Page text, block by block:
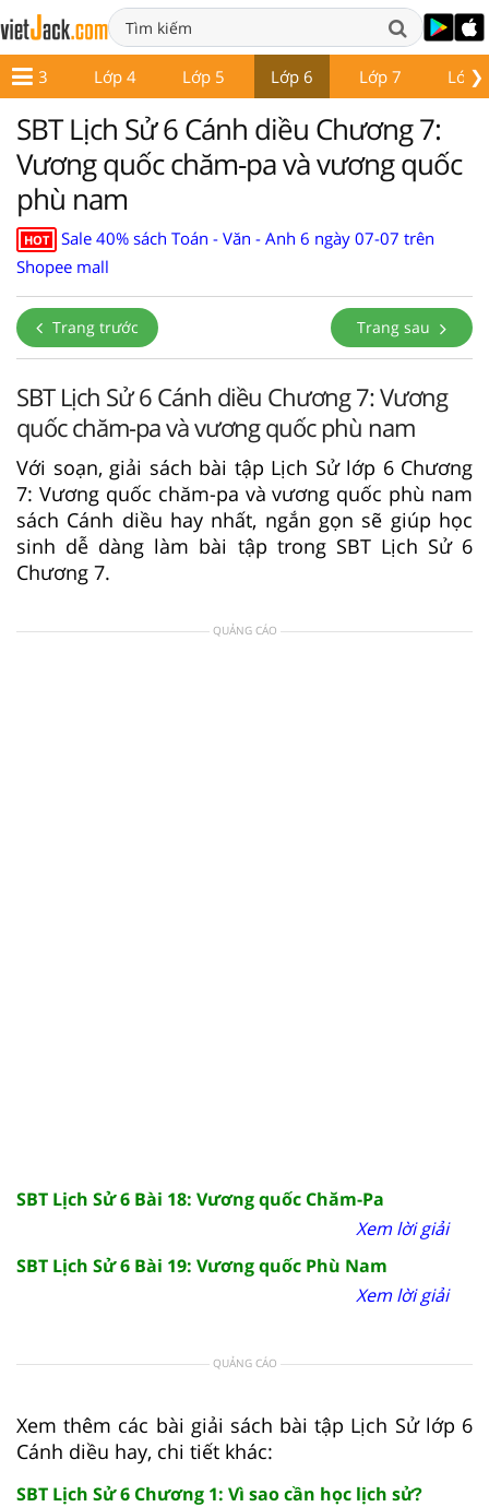
❯
Lớp 3 Lớp 4 Lớp 5 Lớp 6 Lớp 7 Lớp 8
SBT Lịch Sử 6 Cánh diều Chương 7:
Vương quốc chăm-pa và vương quốc
phù nam
HOT
Sale 40% sách Toán - Văn - Anh 6 ngày 07-07 trên
Shopee mall
Trang trước Trang sau
SBT Lịch Sử 6 Cánh diều Chương 7: Vương
quốc chăm-pa và vương quốc phù nam
Với soạn, giải sách bài tập Lịch Sử lớp 6 Chương
7: Vương quốc chăm-pa và vương quốc phù nam
sách Cánh diều hay nhất, ngắn gọn sẽ giúp học
sinh dễ dàng làm bài tập trong SBT Lịch Sử 6
Chương 7.
QUẢNG CÁO
SBT Lịch Sử 6 Bài 18: Vương quốc Chăm-Pa
Xem lời giải
SBT Lịch Sử 6 Bài 19: Vương quốc Phù Nam
Xem lời giải
QUẢNG CÁO
Xem thêm các bài giải sách bài tập Lịch Sử lớp 6
Cánh diều hay, chi tiết khác:
SBT Lịch Sử 6 Chương 1: Vì sao cần học lịch sử?